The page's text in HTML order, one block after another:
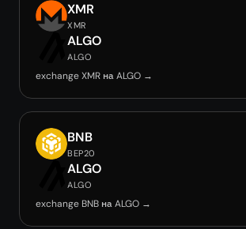
XMR
XMR
ALGO
ALGO
exchange XMR на ALGO →
BNB
BEP20
ALGO
ALGO
exchange BNB на ALGO →